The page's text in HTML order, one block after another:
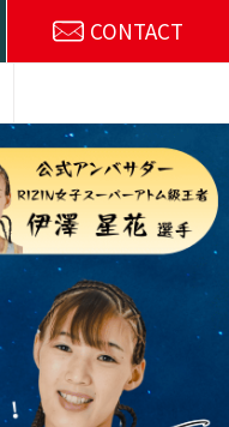
施工例
の取り組み
東総不動産売却の
窓口
CONTACT